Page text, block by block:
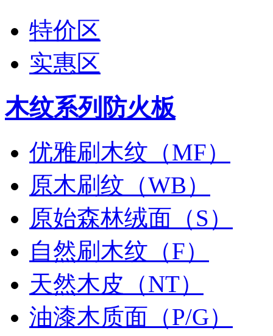
特价区
实惠区
木纹系列防火板
优雅刷木纹（MF）
原木刷纹（WB）
原始森林绒面（S）
自然刷木纹（F）
天然木皮（NT）
油漆木质面（P/G）